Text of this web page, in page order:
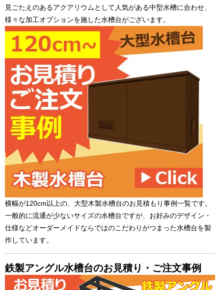
見ごたえのあるアクアリウムとして人気がある中型水槽に合わせ、
様々な加工オプションを施した水槽台がございます。
横幅が120cm以上の、大型木製水槽台のお見積もり事例一覧です。
一般的に流通が少ないサイズの水槽台ですが、お好みのデザイン・
仕様などオーダーメイドならではのこだわりがつまった水槽台を製
作しています。
鉄製アングル水槽台のお見積り・ご注文事例